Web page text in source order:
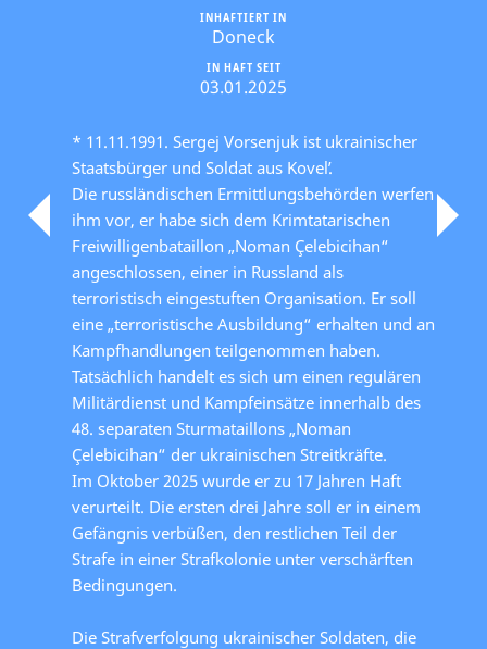
IN HAFT SEIT
03.01.2025
INHAFTIERT IN
Doneck
* 11.11.1991. Sergej Vorsenjuk ist ukrainischer
Staatsbürger und Soldat aus Kovelʹ.
Die russländischen Ermittlungsbehörden werfen
ihm vor, er habe sich dem Krimtatarischen
Freiwilligenbataillon „Noman Çelebicihan“
angeschlossen, einer in Russland als
terroristisch eingestuften Organisation. Er soll
eine „terroristische Ausbildung“ erhalten und an
Kampfhandlungen teilgenommen haben.
Tatsächlich handelt es sich um einen regulären
Militärdienst und Kampfeinsätze innerhalb des
48. separaten Sturmataillons „Noman
Çelebicihan“ der ukrainischen Streitkräfte.
Im Oktober 2025 wurde er zu 17 Jahren Haft
verurteilt. Die ersten drei Jahre soll er in einem
Gefängnis verbüßen, den restlichen Teil der
Strafe in einer Strafkolonie unter verschärften
Bedingungen.
Die Strafverfolgung ukrainischer Soldaten, die